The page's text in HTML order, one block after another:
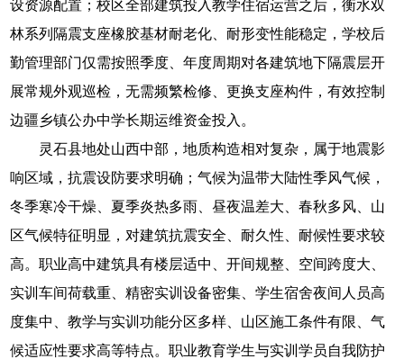
设资源配置；校区全部建筑投入教学住宿运营之后，衡水双
林系列隔震支座橡胶基材耐老化、耐形变性能稳定，学校后
勤管理部门仅需按照季度、年度周期对各建筑地下隔震层开
展常规外观巡检，无需频繁检修、更换支座构件，有效控制
边疆乡镇公办中学长期运维资金投入。
灵石县地处山西中部，地质构造相对复杂，属于地震影
响区域，抗震设防要求明确；气候为温带大陆性季风气候，
冬季寒冷干燥、夏季炎热多雨、昼夜温差大、春秋多风、山
区气候特征明显，对建筑抗震安全、耐久性、耐候性要求较
高。职业高中建筑具有楼层适中、开间规整、空间跨度大、
实训车间荷载重、精密实训设备密集、学生宿舍夜间人员高
度集中、教学与实训功能分区多样、山区施工条件有限、气
候适应性要求高等特点。职业教育学生与实训学员自我防护